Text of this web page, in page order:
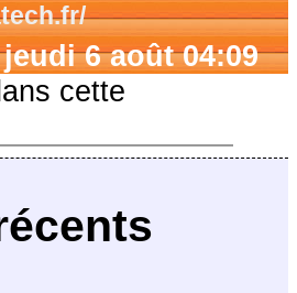
6 août 04:09
cette